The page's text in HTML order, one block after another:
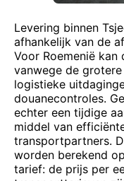
Levering binnen
afhankelijk van de
Voor Roemenië
vanwege de
logistieke
douanecontroles.
echter een tijdige
middel van
transportpartners.
worden berekend
tarief: de prijs per